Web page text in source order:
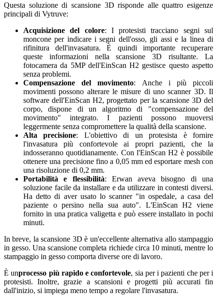
Questa soluzione di scansione 3D risponde alle quattro esigenze
principali di Vytruve:
Acquisizione del colore: I protesisti tracciano segni sul
moncone per indicare i segni dell'osso, gli assi e la linea di
rifinitura dell'invasatura. È quindi importante recuperare
queste informazioni nella scansione 3D risultante. La
fotocamera da 5MP dell'EinScan H2 gestisce questo aspetto
senza problemi.
Compensazione del movimento: Anche i più piccoli
movimenti possono alterare le misure di uno scanner 3D. Il
software dell'EinScan H2, progettato per la scansione 3D del
corpo, dispone di un algoritmo di "compensazione del
movimento" integrato. I pazienti possono muoversi
leggermente senza compromettere la qualità della scansione.
Alta precisione: L'obiettivo di un protesista è fornire
l'invasatura più confortevole ai propri pazienti, che la
indosseranno quotidianamente. Con l'EinScan H2 è possibile
ottenere una precisione fino a 0,05 mm ed esportare mesh con
una risoluzione di 0,2 mm.
Portabilità e flessibilità: Erwan aveva bisogno di una
soluzione facile da installare e da utilizzare in contesti diversi.
Ha detto di aver usato lo scanner "in ospedale, a casa del
paziente o persino nella sua auto". L'EinScan H2 viene
fornito in una pratica valigetta e può essere installato in pochi
minuti.
In breve, la scansione 3D è un'eccellente alternativa allo stampaggio
in gesso. Una scansione completa richiede circa 10 minuti, mentre lo
stampaggio in gesso comporta diverse ore di lavoro.
È unprocesso più rapido e confortevole, sia per i pazienti che per i
protesisti. Inoltre, grazie a scansioni e progetti più accurati fin
dall'inizio, si impiega meno tempo a regolare l'invasatura.